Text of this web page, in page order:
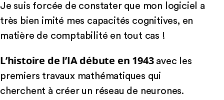
Je suis forcée de constater que mon logiciel a
très bien imité mes capacités cognitives, en
matière de comptabilité en tout cas !
L’histoire de l’IA débute en 1943avec les
premiers travaux mathématiques qui
cherchent à créer un réseau de neurones.